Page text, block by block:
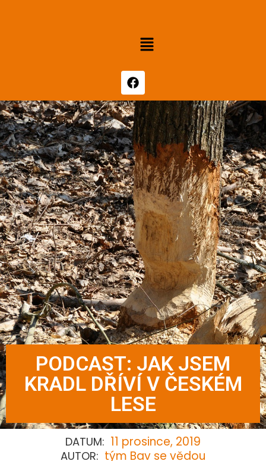
PODCAST: JAK JSEM
KRADL DŘÍVÍ V ČESKÉM
LESE
DATUM: 11 prosince, 2019
AUTOR: tým Bav se vědou